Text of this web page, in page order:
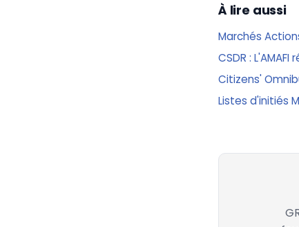
À lire aussi
Marchés
CSDR :
Citizens'
Listes d'initiés